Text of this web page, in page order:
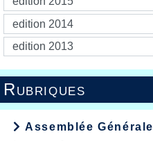
Rubriques
Assemblée Générale